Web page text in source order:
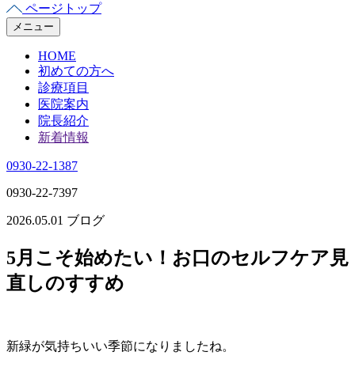
ページトップ
メニュー
HOME
初めての方へ
診療項目
医院案内
院長紹介
新着情報
0930-22-1387
0930-22-7397
2026.05.01 ブログ
5月こそ始めたい！お口のセルフケア見
直しのすすめ
新緑が気持ちいい季節になりましたね。